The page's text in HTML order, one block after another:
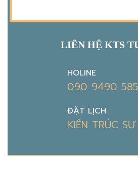
LIÊN HỆ KTS
HOLINE
090 9490 585
ĐẶT LỊCH
KIẾN TRÚC